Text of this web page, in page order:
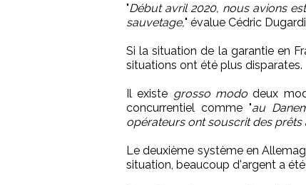
"Début avril 2020, nous avions
sauvetage," évalue Cédric
Si la situation de la garantie en
situations ont été plus disparates.
Il existe grosso mododeux
concurrentiel comme "au
opérateurs ont souscrit des
Le deuxième système en
situation, beaucoup d'argent a